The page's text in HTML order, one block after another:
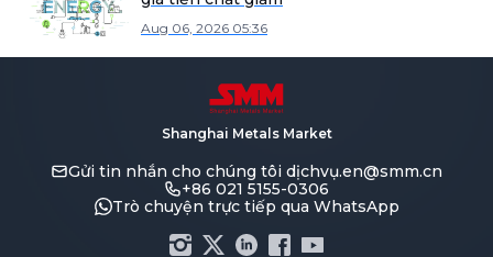
Aug 06, 2026 05:36
Shanghai Metals Market
Gửi tin nhắn cho chúng tôi dịchvụ.en@smm.cn
+86 021 5155-0306
Trò chuyện trực tiếp qua WhatsApp